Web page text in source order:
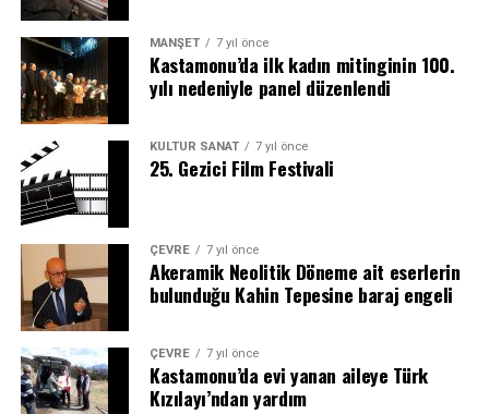
MANŞET 7 yıl önce
Kastamonu’da ilk kadın mitinginin 100.
yılı nedeniyle panel düzenlendi
KÜLTÜR SANAT 7 yıl önce
25. Gezici Film Festivali
ÇEVRE 7 yıl önce
Akeramik Neolitik Döneme ait eserlerin
bulunduğu Kahin Tepesine baraj engeli
ÇEVRE 7 yıl önce
Kastamonu’da evi yanan aileye Türk
Kızılayı’ndan yardım